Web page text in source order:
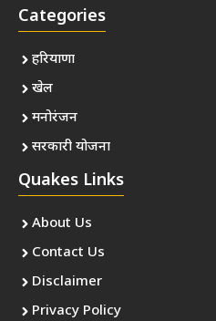
Categories
हरियाणा
खेल
मनोरंजन
सरकारी योजना
Quakes Links
About Us
Contact Us
Disclaimer
Privacy Policy